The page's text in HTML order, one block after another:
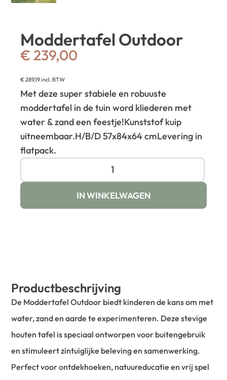
Moddertafel Outdoor
€ 239,00
€289,19incl. BTW
Met deze super stabiele en robuuste
moddertafel in de tuin word kliederen met
water & zand een feestje!Kunststof kuip
uitneembaar.H/B/D 57x84x64 cmLevering in
flatpack.
IN WINKELWAGEN
Productbeschrijving
De Moddertafel Outdoor biedt kinderen de kans om met
water, zand en aarde te experimenteren. Deze stevige
houten tafel is speciaal ontworpen voor buitengebruik
en stimuleert zintuiglijke beleving en samenwerking.
Perfect voor ontdekhoeken, natuureducatie en vrij spel